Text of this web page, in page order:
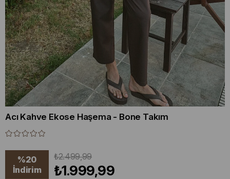
Acı Kahve Ekose Haşema - Bone Takım
%20
İndirim
₺2.499,99
₺1.999,99